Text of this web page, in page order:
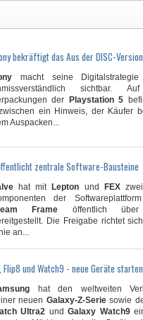
bekräftigt das Aus der DISC-Version
macht seine Digitalstrategie
sichtbar.
der Playstation 5
ein Hinweis, der Käufer
Auspacken...
zentrale Software-Bausteine
hat mitLepton und FEXzwei
der
Frame öffentlich
Die Freigabe richtet
an...
Flip8 und Watch9 - neue Geräte starten
hat den weltweiten
neuen Galaxy-Z-Seriesowie
Ultra2 undGalaxy Watch9